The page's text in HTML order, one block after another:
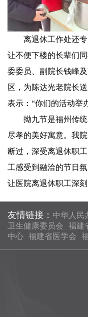
离退休工作处还
让不便下楼的长辈们
委委员、副院长钱峰
区，为陈达光老院长
表示：“你们的活动举
拗九节是福州传
尽孝的美好寓意。我
断过，深受离退休职
工感受到融洽的节日
让医院离退休职工深
友情链接： 中华人民
卫生健康委员会
福建
中心 福建省医学会